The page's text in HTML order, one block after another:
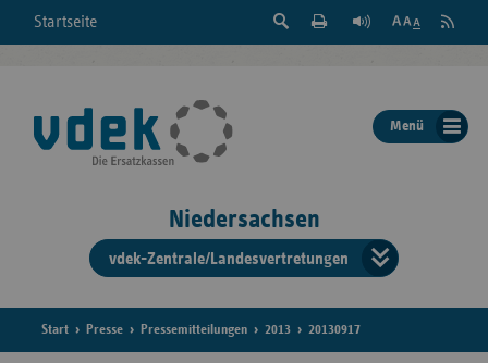
Startseite
Suche
der
Seite
Feed
Menü
Niedersachsen
vdek-Zentrale/Landesvertretungen
der
Start Presse Pressemitteilungen 2013 20130917